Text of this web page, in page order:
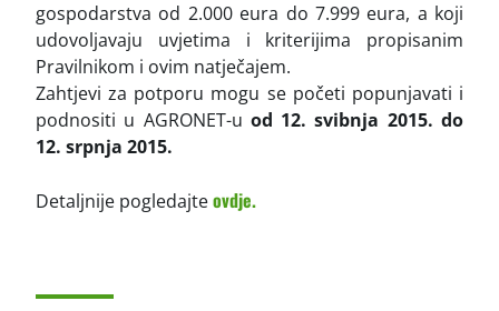
gospodarstva od 2.000 eura do 7.999 eura, a koji
udovoljavaju uvjetima i kriterijima propisanim
Pravilnikom i ovim natječajem.
Zahtjevi za potporu mogu se početi popunjavati i
podnositi u AGRONET-u od 12. svibnja 2015. do
12. srpnja 2015.
Detaljnije pogledajteovdje.